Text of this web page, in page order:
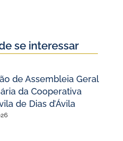
se interessar
de Assembleia Geral
da Cooperativa
de Dias d’Ávila